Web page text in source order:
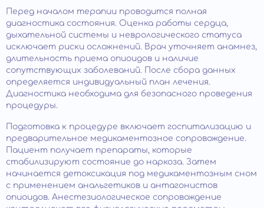
Перед началом терапии проводится полная
диагностика состояния. Оценка работы сердца,
дыхательной системы и неврологического статуса
исключает риски осложнений. Врач уточняет анамнез,
длительность приема опиоидов и наличие
сопутствующих заболеваний. После сбора данных
определяется индивидуальный план лечения.
Диагностика необходима для безопасного проведения
процедуры.
Подготовка к процедуре включает госпитализацию и
предварительное медикаментозное сопровождение.
Пациент получает препараты, которые
стабилизируют состояние до наркоза. Затем
начинается детоксикация под медикаментозным сном
с применением анальгетиков и антагонистов
опиоидов. Анестезиологическое сопровождение